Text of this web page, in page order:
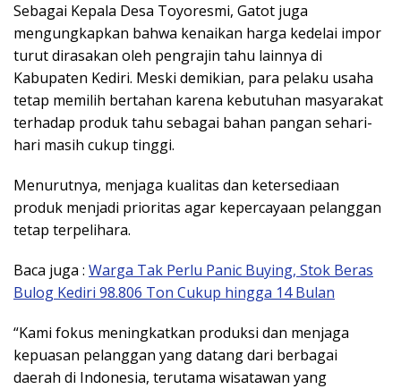
Sebagai Kepala Desa Toyoresmi, Gatot juga
mengungkapkan bahwa kenaikan harga kedelai impor
turut dirasakan oleh pengrajin tahu lainnya di
Kabupaten Kediri. Meski demikian, para pelaku usaha
tetap memilih bertahan karena kebutuhan masyarakat
terhadap produk tahu sebagai bahan pangan sehari-
hari masih cukup tinggi.
Menurutnya, menjaga kualitas dan ketersediaan
produk menjadi prioritas agar kepercayaan pelanggan
tetap terpelihara.
Baca juga : Warga Tak Perlu Panic Buying, Stok Beras
Bulog Kediri 98.806 Ton Cukup hingga 14 Bulan
“Kami fokus meningkatkan produksi dan menjaga
kepuasan pelanggan yang datang dari berbagai
daerah di Indonesia, terutama wisatawan yang